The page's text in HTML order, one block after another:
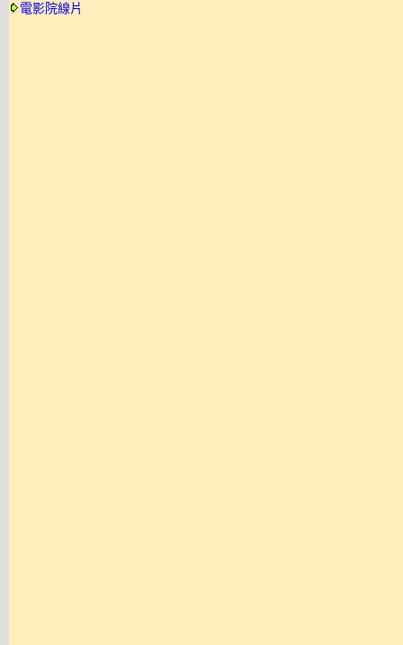
電影院線片